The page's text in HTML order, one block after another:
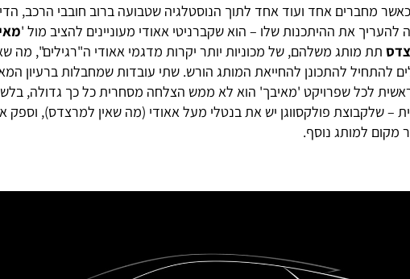
מחברים אחד ועוד אחד לתוך הנוסטלגיה שטבועה ברוב חובבי הרכב,
להעריך את ההיתכנות שלו – הוא שקברניטי אאודי מעוניינים להציב מול '
תת מותג משלהם, של מכוניות יותר יקרות מדגמי אאודי ה"רגילים", מה
להתחיל להתכונן להחייאת המותג הורש. שתי עובדות שמחבלות ברעיון
לכל שפרויקט 'מאיבך' הוא לא ממש הצלחה מסחרית כל כך גדולה,
– שלקבוצת פולקסווגן יש את בנטלי מעל אאודי (מה שאין למרצדס), וספק
מקום למותג נוסף.